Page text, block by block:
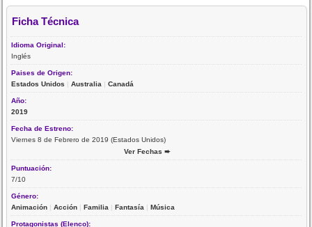
Ficha Técnica
Idioma Original:
Inglés
Paises de Origen:
Estados Unidos |Australia |Canadá
Año:
2019
Fecha de Estreno:
Viernes 8 de Febrero de 2019 (Estados Unidos)
Ver Fechas ➨
Puntuación:
7/10
Género:
Animación |Acción |Familia |Fantasía |Música
Protagonistas (Elenco):